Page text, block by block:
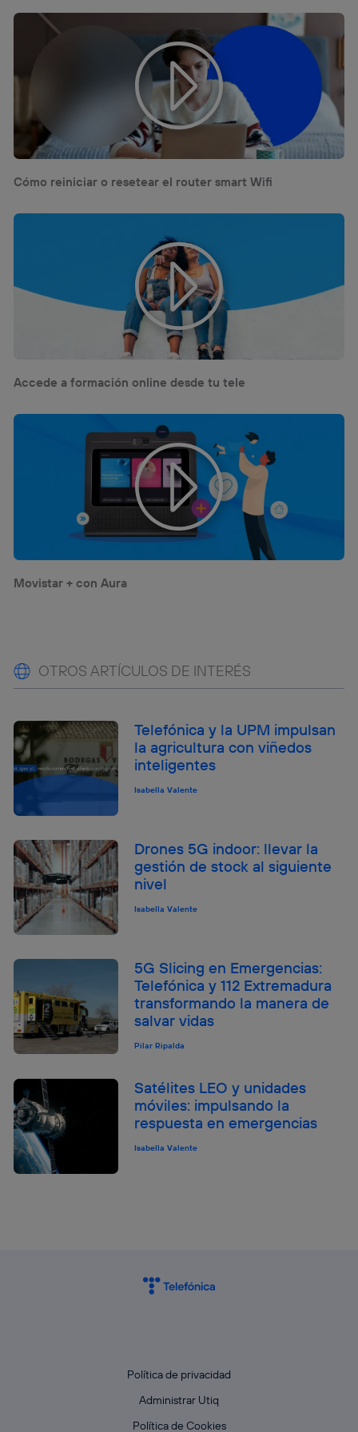
Cómo reiniciar o resetear el router smart Wifi
Accede a formación online desde tu tele
Movistar + con Aura
OTROS ARTÍCULOS DE INTERÉS
Telefónica y la UPM impulsan
la agricultura con viñedos
inteligentes
Isabella Valente
Drones 5G indoor: llevar la
gestión de stock al siguiente
nivel
Isabella Valente
5G Slicing en Emergencias:
Telefónica y 112 Extremadura
transformando la manera de
salvar vidas
Pilar Ripalda
Satélites LEO y unidades
móviles: impulsando la
respuesta en emergencias
Isabella Valente
Política de privacidad
Administrar Utiq
Política de Cookies
(“consenthub”)
. Para más información, consulta
política de privacidad de Utiq